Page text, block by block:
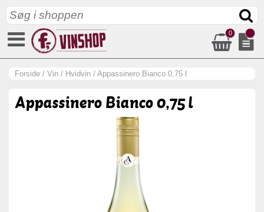
0
Forside / Vin / Hvidvin / Appassinero Bianco 0,75 l
Appassinero Bianco 0,75 l